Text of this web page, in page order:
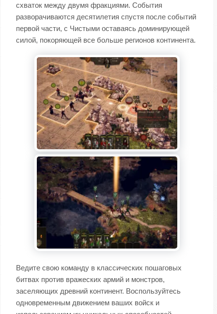
схваток между двумя фракциями. События
разворачиваются десятилетия спустя после событий
первой части, с Чистыми оставаясь доминирующей
силой, покоряющей все больше регионов континента.
Ведите свою команду в классических пошаговых
битвах против вражеских армий и монстров,
заселяющих древний континент. Воспользуйтесь
одновременным движением ваших войск и